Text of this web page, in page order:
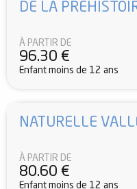
DE LA
À PARTIR DE
96.30 €
Enfant moins de 12 ans
NATURELLE
À PARTIR DE
80.60 €
Enfant moins de 12 ans